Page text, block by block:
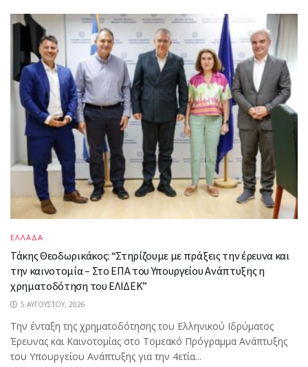
ΕΛΛΑΔΑ
Τάκης Θεοδωρικάκος: “Στηρίζουμε με πράξεις την έρευνα και
την καινοτομία – Στο ΕΠΑ του Υπουργείου Ανάπτυξης η
χρηματοδότηση του ΕΛΙΔΕΚ”
5 ΑΥΓΟΎΣΤΟΥ, 2026
Την ένταξη της χρηματοδότησης του Ελληνικού Ιδρύματος
Έρευνας και Καινοτομίας στο Tομεακό Πρόγραμμα Ανάπτυξης
του Υπουργείου Ανάπτυξης για την 4ετία...